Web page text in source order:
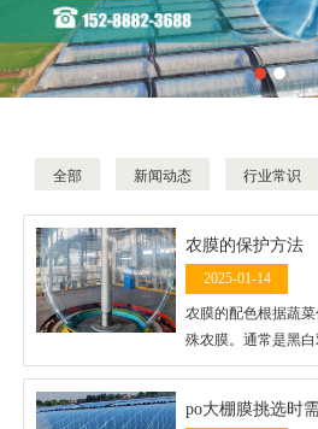
全部 新闻动态 行业常识
农膜的保护方法
2025-01-14
农膜的配色根据蔬
殊农膜。通常是黑
行间为一条黑色膜
膜带虽然增温效果较
po大棚膜挑选时